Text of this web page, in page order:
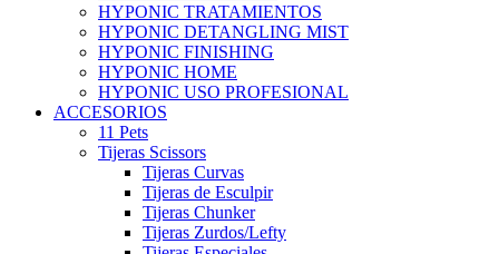
HYPONIC TRATAMIENTOS
HYPONIC DETANGLING MIST
HYPONIC FINISHING
HYPONIC HOME
HYPONIC USO PROFESIONAL
ACCESORIOS
11 Pets
Tijeras Scissors
Tijeras Curvas
Tijeras de Esculpir
Tijeras Chunker
Tijeras Zurdos/Lefty